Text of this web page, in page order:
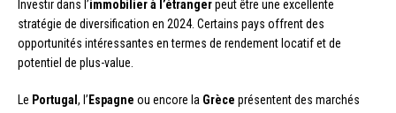
Investir dans l’immobilier à l’étrangerpeut être une excellente
stratégie de diversification en 2024. Certains pays offrent des
opportunités intéressantes en termes de rendement locatif et de
potentiel de plus-value.
Le Portugal , l’ Espagne ou encore la Grèce présentent des marchés